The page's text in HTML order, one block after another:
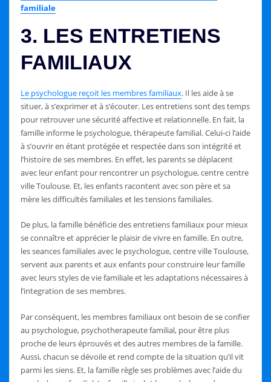
familiale
3. LES ENTRETIENS
FAMILIAUX
Le psychologue reçoit les membres familiaux. Il les aide à se
situer, à s’exprimer et à s’écouter. Les entretiens sont des temps
pour retrouver une sécurité affective et relationnelle. En fait, la
famille informe le psychologue, thérapeute familial. Celui-ci l’aide
à s’ouvrir en étant protégée et respectée dans son intégrité et
l’histoire de ses membres. En effet, les parents se déplacent
avec leur enfant pour rencontrer un psychologue, centre centre
ville Toulouse. Et, les enfants racontent avec son père et sa
mère les difficultés familiales et les tensions familiales.
De plus, la famille bénéficie des entretiens familiaux pour mieux
se connaître et apprécier le plaisir de vivre en famille. En outre,
les seances familiales avec le psychologue, centre ville Toulouse,
servent aux parents et aux enfants pour construire leur famille
avec leurs styles de vie familiale et les adaptations nécessaires à
l’integration de ses membres.
Par conséquent, les membres familiaux ont besoin de se confier
au psychologue, psychotherapeute familial, pour être plus
proche de leurs éprouvés et des autres membres de la famille.
Aussi, chacun se dévoile et rend compte de la situation qu’il vit
parmi les siens. Et, la famille règle ses problèmes avec l’aide du